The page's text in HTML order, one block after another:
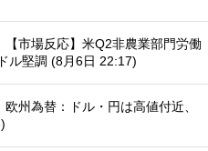
市場反応】米Q2非農業部門労働
ル堅調 (8月6日 22:17)
州為替：ドル・円は高値付近、